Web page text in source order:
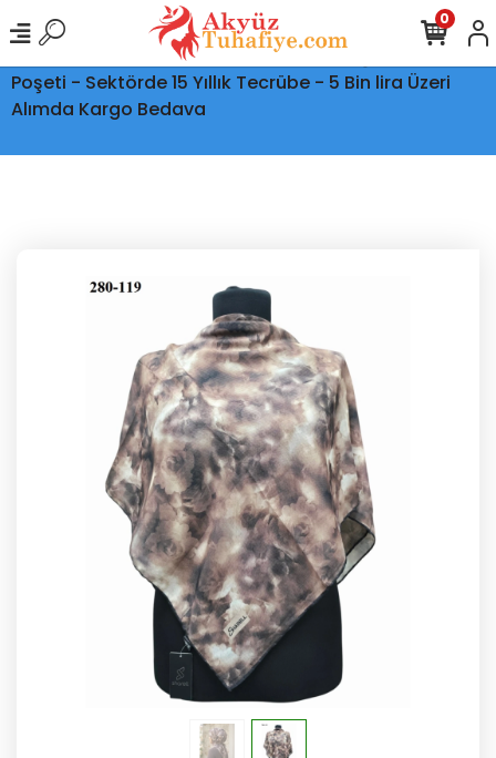
Ptt Kargo İle Tüm Türkiye'ye Teslimat - Şeffaf Kargo
Poşeti - Sektörde 15 Yıllık Tecrübe - 5 Bin lira Üzeri
Alımda Kargo Bedava
0